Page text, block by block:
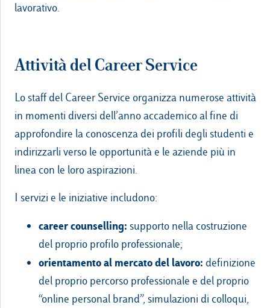
lavorativo.
Attività del Career Service
Lo staff del Career Service organizza numerose attività
in momenti diversi dell’anno accademico al fine di
approfondire la conoscenza dei profili degli studenti e
indirizzarli verso le opportunità e le aziende più in
linea con le loro aspirazioni.
I servizi e le iniziative includono:
career counselling: supporto nella costruzione
del proprio profilo professionale;
orientamento al mercato del lavoro: definizione
del proprio percorso professionale e del proprio
“online personal brand”, simulazioni di colloqui,